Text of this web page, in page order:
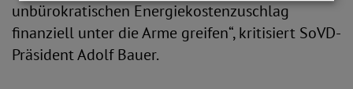
unbürokratischen Energiekostenzuschlag
finanziell unter die Arme greifen“, kritisiert SoVD-
Präsident Adolf Bauer.